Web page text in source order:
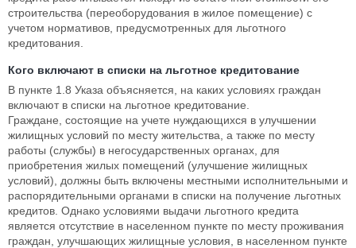
строительства (переоборудования в жилое помещение) с
учетом нормативов, предусмотренных для льготного
кредитования.
Кого включают в списки на льготное кредитование
В пункте 1.8 Указа объясняется, на каких условиях граждан
включают в списки на льготное кредитование.
Граждане, состоящие на учете нуждающихся в улучшении
жилищных условий по месту жительства, а также по месту
работы (службы) в негосударственных органах, для
приобретения жилых помещений (улучшение жилищных
условий), должны быть включены местными исполнительными и
распорядительными органами в списки на получение льготных
кредитов. Однако условиями выдачи льготного кредита
является отсутствие в населенном пункте по месту проживания
граждан, улучшающих жилищные условия, в населенном пункте